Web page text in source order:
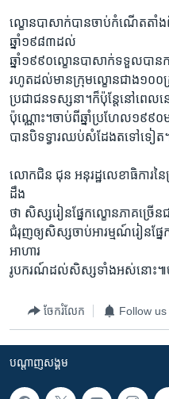
ល្ខោនបាសាក់បានចាប់កំណើតតាំ
ឆ្នាំ១៩៨៣ដល់
ឆ្នាំ១៩៩០ល្ខោនបាសាក់ទទួលបាន
រហូតដល់មានក្រុមល្ខោនជាង១០០
ប្រជាជនទស្សនា។ក៏ប៉ុន្តែនៅពេល
ប៉ុណ្ណោះ។ចាប់ពីឆ្នាំប្រហែល១៩៩០ម
បានបិទទ្វារឈប់សំដែងតទៅទៀត
លោកជិន ជុន អនុរដ្ឋលេខាធិការន
ដឹង
ថា សិស្សរៀនផ្នែកល្ខោនភាគច្រើន
ជំរុញឲ្យសិស្សចាប់អារម្មណ៍រៀនផ្ន
អាហារ
រូបករណ៍ដល់សិស្សទាំងអស់នោះ៕
ចែករំលែក Follow us
បណ្តាញ​សង្គម